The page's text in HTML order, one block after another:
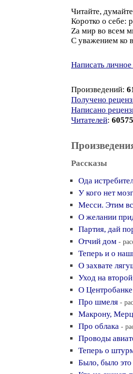
Читайте,
Коротко о себе:
Zа мир во всем
С уважением ко
Написать
Произведений:
Получено
Написано
Читателей: 60575
Рассказы
Ода
У кого нет
Месси. Этим
О желании
Партия, дай
Отчий дом -
Теперь и о
О захвате
Уход на
О Центробанке
Про шмеля -
Макрону,
Про облака -
Проводы
Теперь о
Было, было